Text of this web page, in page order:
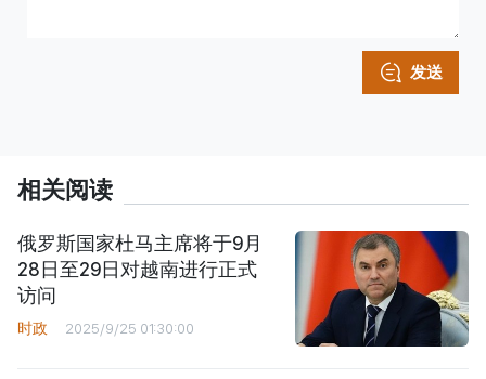
发送
相关阅读
俄罗斯国家杜马主席将于9月
28日至29日对越南进行正式
访问
时政 2025/9/25 01:30:00